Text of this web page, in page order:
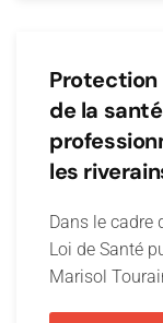
Protection
de la
les
Dans le cadre
Loi de Santé
Marisol